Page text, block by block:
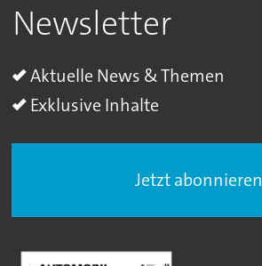
Newsletter
Aktuelle News & Themen
Exklusive Inhalte
Jetzt abonnieren